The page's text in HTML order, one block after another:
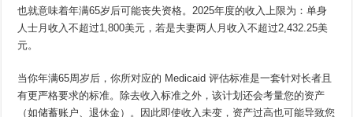
也就意味着年满65岁后可能丧失资格。2025年度的收入上限为：单身
人士月收入不超过1,800美元，若是夫妻两人月收入不超过2,432.25美
元。
当你年满65周岁后，你所对应的 Medicaid 评估标准是一套针对长者且
有更严格要求的标准。除去收入标准之外，该计划还会考量您的资产
（如储蓄账户、退休金）。因此即使收入未变，资产过高也可能导致您